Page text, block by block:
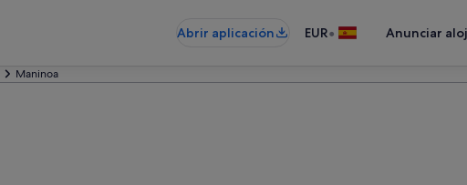
Abrir aplicación EUR• Anunciar
Maninoa